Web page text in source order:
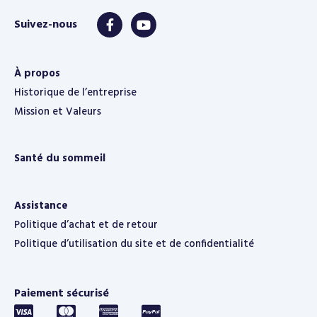
À propos
Historique de l’entreprise
Mission et Valeurs
Santé du sommeil
Assistance
Politique d’achat et de retour
Politique d’utilisation du site et de confidentialité
Paiement sécurisé